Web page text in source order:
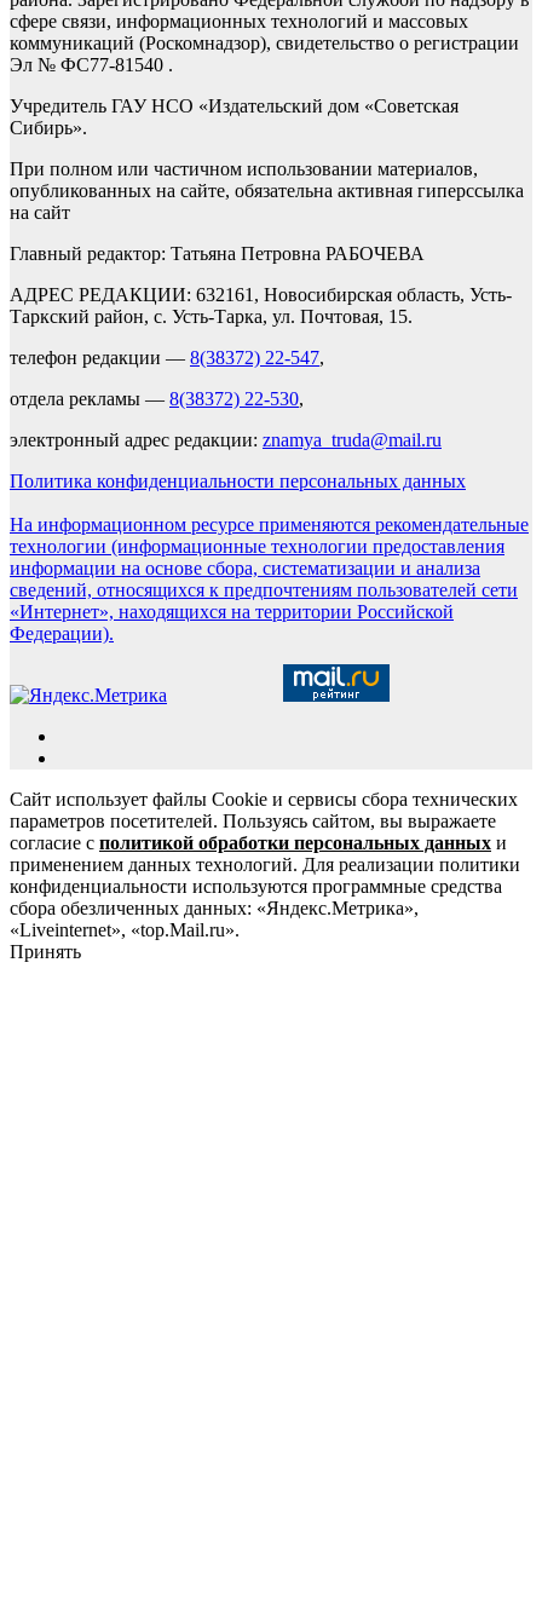
сфере связи, информационных технологий и массовых
коммуникаций (Роскомнадзор), свидетельство о регистрации
Эл № ФС77-81540 .
Учредитель ГАУ НСО «Издательский дом «Советская
Сибирь».
При полном или частичном использовании материалов,
опубликованных на сайте, обязательна активная гиперссылка
на сайт
Главный редактор: Татьяна Петровна РАБОЧЕВА
АДРЕС РЕДАКЦИИ: 632161, Новосибирская область, Усть-
Таркский район, с. Усть-Тарка, ул. Почтовая, 15.
телефон редакции — 8(38372) 22-547,
отдела рекламы — 8(38372) 22-530,
электронный адрес редакции: znamya_truda@mail.ru
Политика конфиденциальности персональных данных
На информационном ресурсе применяются рекомендательные
технологии (информационные технологии предоставления
информации на основе сбора, систематизации и анализа
сведений, относящихся к предпочтениям пользователей сети
«Интернет», находящихся на территории Российской
Федерации).
Сайт использует файлы Cookie и сервисы сбора технических
параметров посетителей. Пользуясь сайтом, вы выражаете
согласие с политикой обработки персональных данных и
применением данных технологий. Для реализации политики
конфиденциальности используются программные средства
сбора обезличенных данных: «Яндекс.Метрика»,
«Liveinternet», «top.Mail.ru».
Принять